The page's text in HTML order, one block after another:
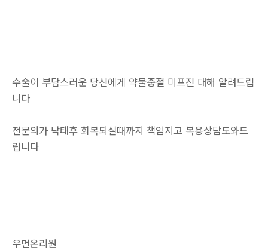
수술이 부담스러운 당신에게 약물중절 미프진 대해 알려드립
니다
전문의가 낙태후 회복되실때까지 책임지고 복용상담도와드
립니다
우먼온리원